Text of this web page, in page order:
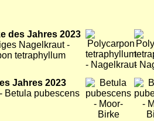
des Jahres 2023
Nagelkraut -
tetraphyllum
Bild Bild
Jahres 2023
Betula pubescens
Bild Bild